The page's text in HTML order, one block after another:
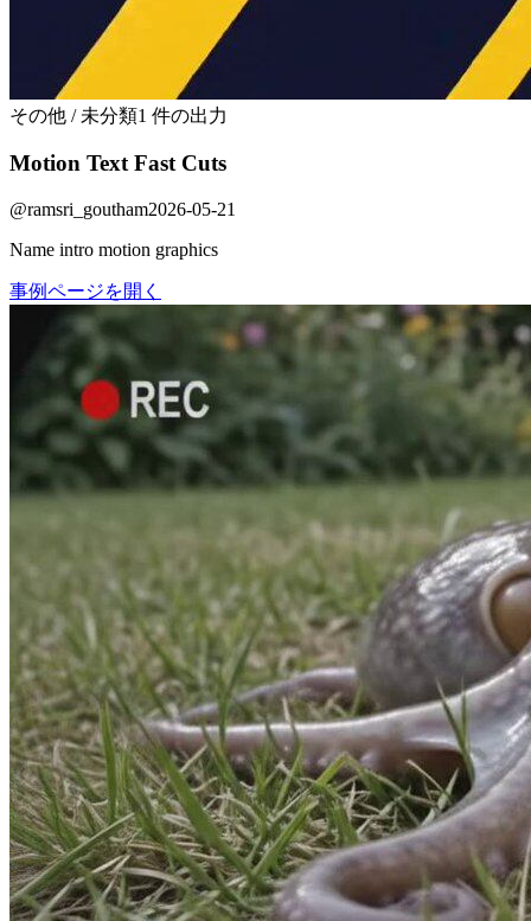
その他 / 未分類1 件の出力
Motion Text Fast Cuts
@ramsri_goutham2026-05-21
Name intro motion graphics
事例ページを開く